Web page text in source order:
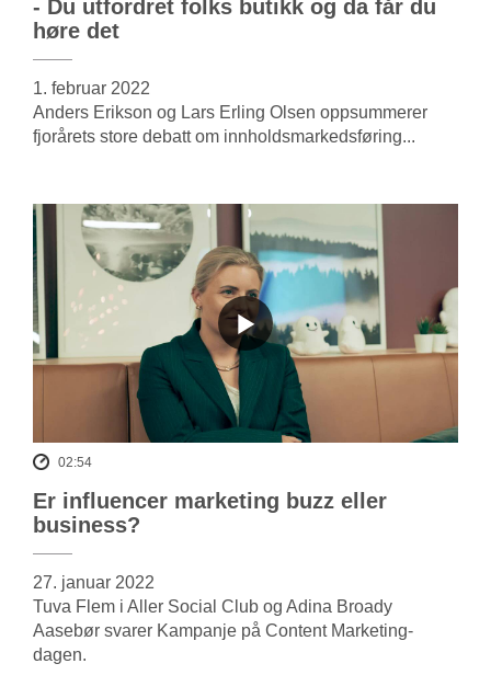
- Du utfordret folks butikk og da får du
høre det
1. februar 2022
Anders Erikson og Lars Erling Olsen oppsummerer
fjorårets store debatt om innholdsmarkedsføring...
02:54
Er influencer marketing buzz eller
business?
27. januar 2022
Tuva Flem i Aller Social Club og Adina Broady
Aasebør svarer Kampanje på Content Marketing-
dagen.